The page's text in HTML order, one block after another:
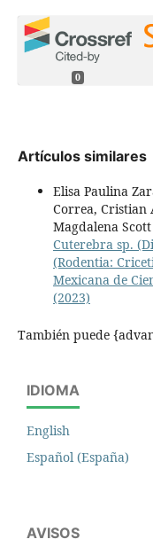
0
Artículos similares
Elisa Paulina
Correa,
Magdalena
Cuterebra sp.
(Rodentia:
Mexicana de
(2023)
También puede
IDIOMA
English
Español (España)
AVISOS